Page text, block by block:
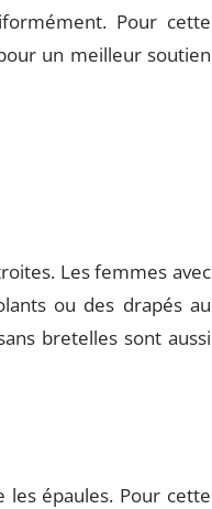
Pour cette
un meilleur soutien
Les femmes avec
ou des drapés au
bretelles sont aussi
les épaules. Pour cette